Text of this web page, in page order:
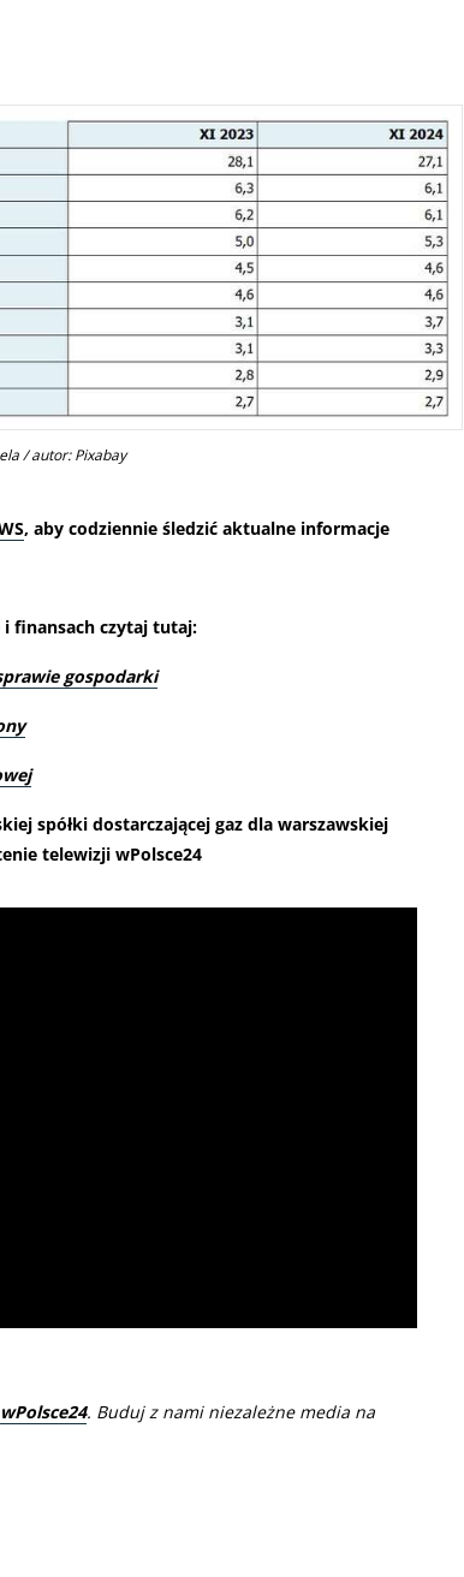
/ autor: Pixabay
, aby codziennie śledzić aktualne informacje
i finansach czytaj tutaj:
gospodarki
spółki dostarczającej gaz dla warszawskiej
telewizji wPolsce24
wPolsce24. Buduj z nami niezależne media na